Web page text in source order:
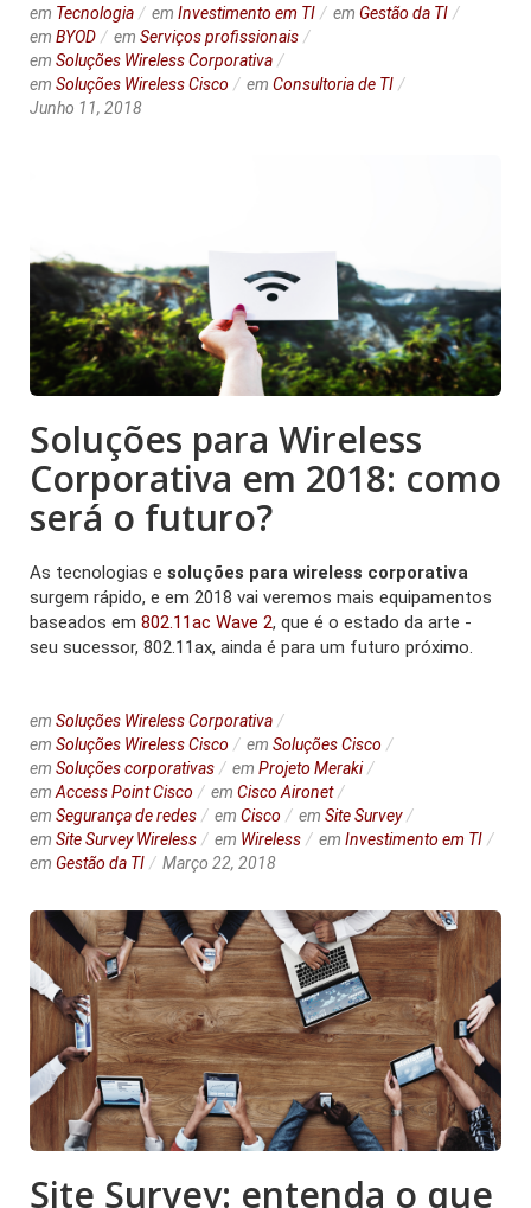
em Tecnologia em Investimento em TI em Gestão da TI
em BYOD em Serviços profissionais
em Soluções Wireless Corporativa
em Soluções Wireless Cisco em Consultoria de TI
Junho 11, 2018
Soluções para Wireless
Corporativa em 2018: como
será o futuro?
As tecnologias e soluções para wireless corporativa
surgem rápido, e em 2018 vai veremos mais equipamentos
baseados em 802.11ac Wave 2, que é o estado da arte -
seu sucessor, 802.11ax, ainda é para um futuro próximo.
em Soluções Wireless Corporativa
em Soluções Wireless Cisco em Soluções Cisco
em Soluções corporativas em Projeto Meraki
em Access Point Cisco em Cisco Aironet
em Segurança de redes em Cisco em Site Survey
em Site Survey Wireless em Wireless em Investimento em TI
em Gestão da TI Março 22, 2018
Site Survey: entenda o que